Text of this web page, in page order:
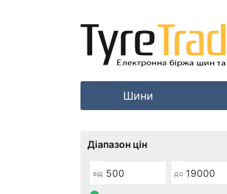
Шини
Діапазон цін
від до